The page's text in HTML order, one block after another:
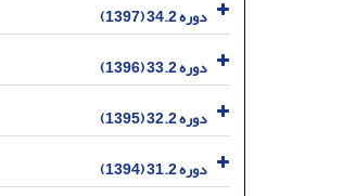
دوره 34.2 (1397)
دوره 33.2 (1396)
دوره 32.2 (1395)
دوره 31.2 (1394)